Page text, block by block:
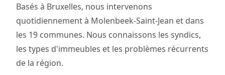
Basés à Bruxelles, nous intervenons
quotidiennement à Molenbeek-Saint-Jean et dans
les 19 communes. Nous connaissons les syndics,
les types d'immeubles et les problèmes récurrents
de la région.